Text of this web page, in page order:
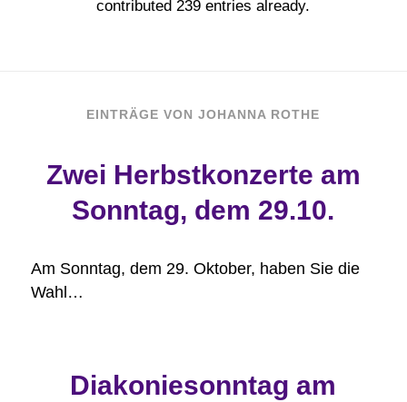
contributed 239 entries already.
EINTRÄGE VON JOHANNA ROTHE
Zwei Herbstkonzerte am
Sonntag, dem 29.10.
Am Sonntag, dem 29. Oktober, haben Sie die
Wahl…
Diakoniesonntag am